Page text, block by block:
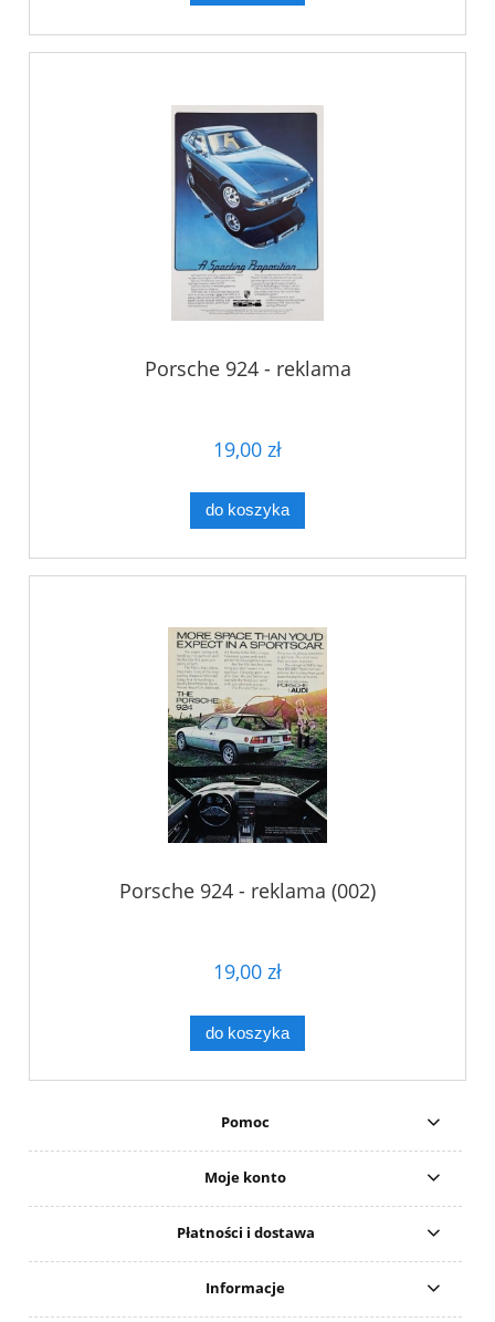
Porsche 924 - reklama
19,00 zł
do koszyka
Porsche 924 - reklama (002)
19,00 zł
do koszyka
Pomoc
Moje konto
Płatności i dostawa
Informacje